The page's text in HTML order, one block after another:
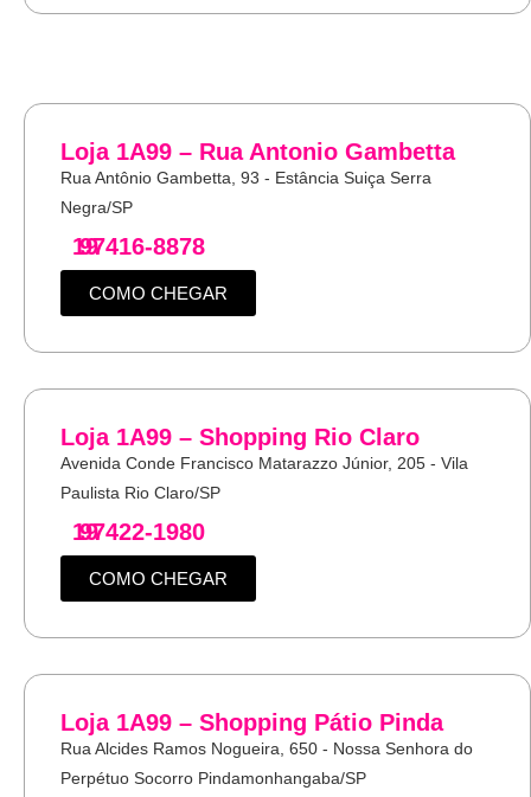
Loja 1A99 – Rua Antonio Gambetta
Rua Antônio Gambetta, 93 - Estância Suiça Serra
Negra/SP
19
97416-8878
COMO CHEGAR
Loja 1A99 – Shopping Rio Claro
Avenida Conde Francisco Matarazzo Júnior, 205 - Vila
Paulista Rio Claro/SP
19
97422-1980
COMO CHEGAR
Loja 1A99 – Shopping Pátio Pinda
Rua Alcides Ramos Nogueira, 650 - Nossa Senhora do
Perpétuo Socorro Pindamonhangaba/SP